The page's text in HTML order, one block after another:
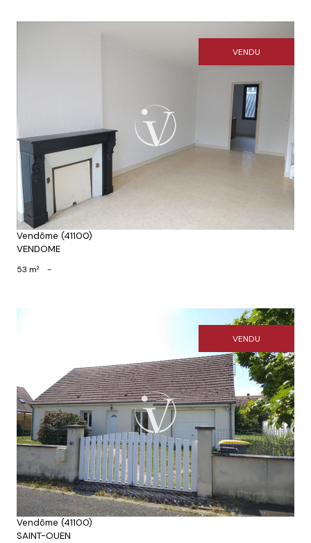
VENDU
Voir le bien
Vendôme (41100)
VENDOME
53 m² -
VENDU
Voir le bien
Vendôme (41100)
SAINT-OUEN